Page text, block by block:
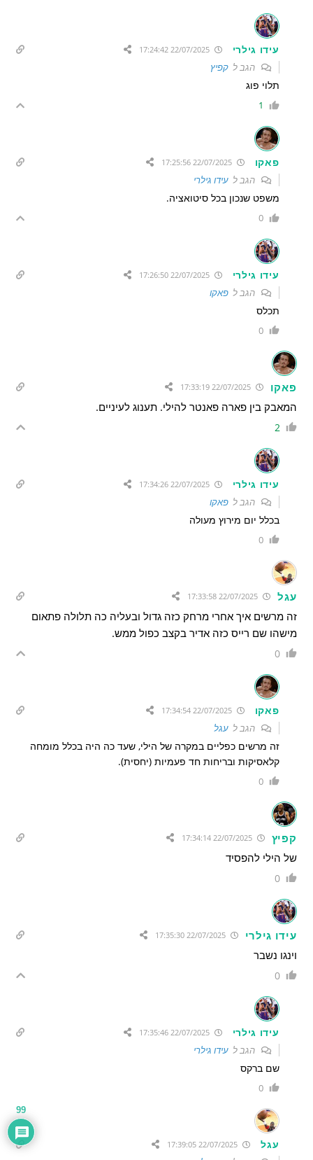
עידו גילרי 22/07/2025 17:24:42
הגב לקפיץ
תלוי פוג
1
פאקו 22/07/2025 17:25:56
הגב לעידו גילרי
משפט שנכון בכל סיטואציה.
0
עידו גילרי 22/07/2025 17:26:50
הגב לפאקו
תכלס
0
פאקו 22/07/2025 17:33:19
המאבק בין פארה פאנטר להילי. תענוג לעיניים.
2
עידו גילרי 22/07/2025 17:34:26
הגב לפאקו
בכלל יום מירוץ מעולה
0
עגל
זה מרשים איך אחרי מרחק כזה גדול ובעליה כה תלולה פתאום
מישהו שם רייס כזה אדיר בקצב כפול ממש.
0
פאקו 22/07/2025 17:34:54
הגב לעגל
זה מרשים כפליים במקרה של הילי, שעד כה היה בכלל מומחה
קלאסיקות ובריחות חד פעמיות (יחסית).
0
קפיץ 22/07/2025 17:34:14
של הילי להפסיד
0
עידו גילרי 22/07/2025 17:35:30
וינגו נשבר
0
עידו גילרי 22/07/2025 17:35:46
הגב לעידו גילרי
שם ברקס
0
עגל
99